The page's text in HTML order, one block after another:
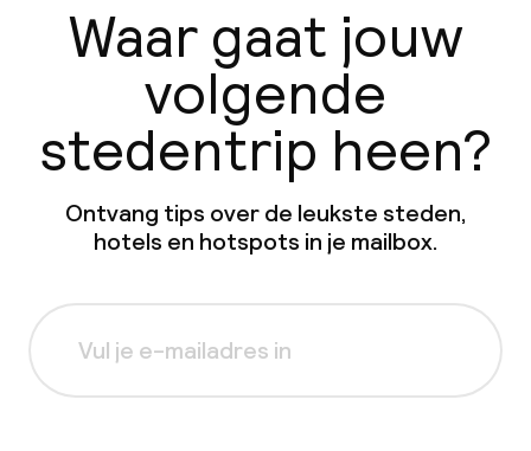
Waar gaat jouw
volgende
stedentrip heen?
Ontvang tips over de leukste steden,
hotels en hotspots in je mailbox.